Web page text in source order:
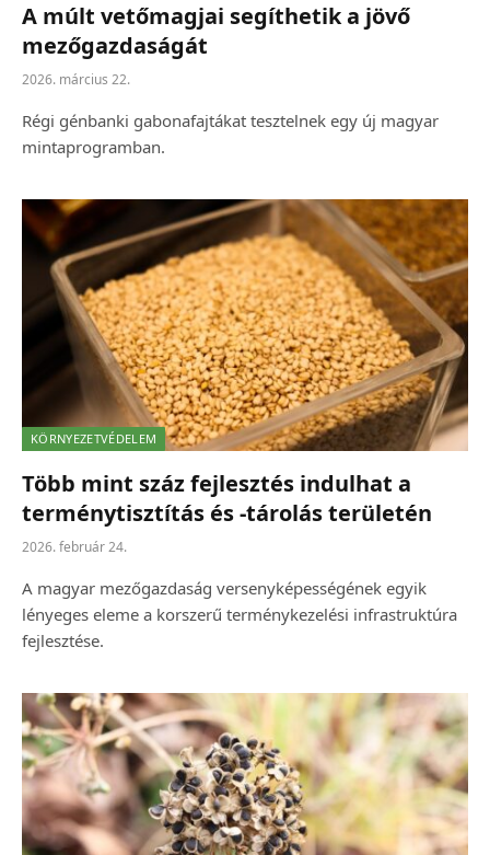
A múlt vetőmagjai segíthetik a jövő
mezőgazdaságát
2026. március 22.
Régi génbanki gabonafajtákat tesztelnek egy új magyar
mintaprogramban.
KÖRNYEZETVÉDELEM
Több mint száz fejlesztés indulhat a
terménytisztítás és -tárolás területén
2026. február 24.
A magyar mezőgazdaság versenyképességének egyik
lényeges eleme a korszerű terménykezelési infrastruktúra
fejlesztése.